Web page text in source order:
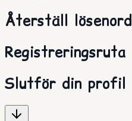
Återställ lösenord
Registreringsruta
Slutför din profil